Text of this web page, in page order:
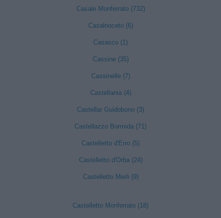
Casale Monferrato (732)
Casalnoceto (6)
Casasco (1)
Cassine (35)
Cassinelle (7)
Castellania (4)
Castellar Guidobono (3)
Castellazzo Bormida (71)
Castelletto d'Erro (5)
Castelletto d'Orba (24)
Castelletto Merli (9)
Castelletto Monferrato (18)